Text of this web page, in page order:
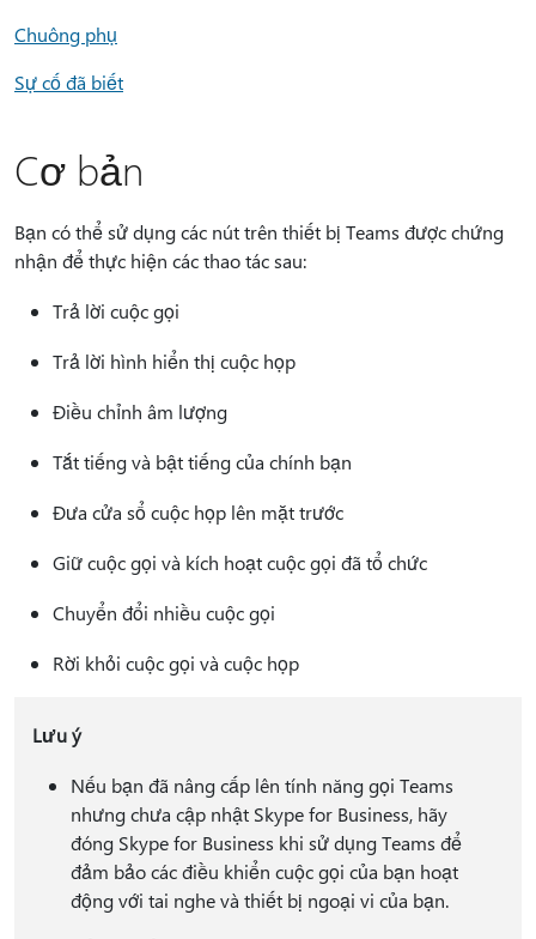
Chuông phụ
Sự cố đã biết
Cơ bản
Bạn có thể sử dụng các nút trên thiết bị Teams được chứng
nhận để thực hiện các thao tác sau:
Trả lời cuộc gọi
Trả lời hình hiển thị cuộc họp
Điều chỉnh âm lượng
Tắt tiếng và bật tiếng của chính bạn
Đưa cửa sổ cuộc họp lên mặt trước
Giữ cuộc gọi và kích hoạt cuộc gọi đã tổ chức
Chuyển đổi nhiều cuộc gọi
Rời khỏi cuộc gọi và cuộc họp
Lưu ý
Nếu bạn đã nâng cấp lên tính năng gọi Teams
nhưng chưa cập nhật Skype for Business, hãy
đóng Skype for Business khi sử dụng Teams để
đảm bảo các điều khiển cuộc gọi của bạn hoạt
động với tai nghe và thiết bị ngoại vi của bạn.